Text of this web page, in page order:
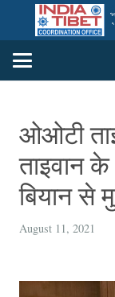
ओओटी
ताइवान के
बियान से
August 11, 2021